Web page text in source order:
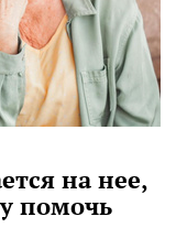
на нее,
помочь